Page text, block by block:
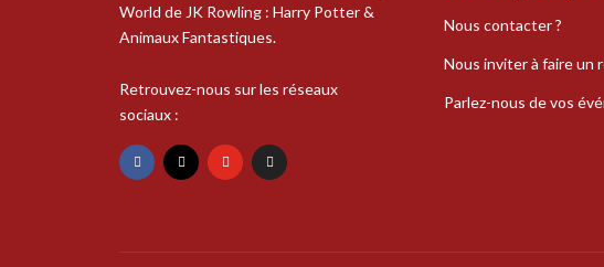
World de JK Rowling : Harry Potter &
Animaux Fantastiques.
Retrouvez-nous sur les réseaux
sociaux :
Nous contacter ?
Nous inviter à faire un
Parlez-nous de vos